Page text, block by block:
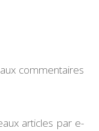
commentaires
articles par e-